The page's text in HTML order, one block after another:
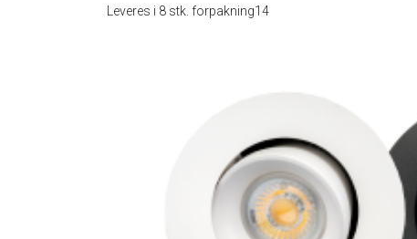
Leveres i 8 stk. forpakning14